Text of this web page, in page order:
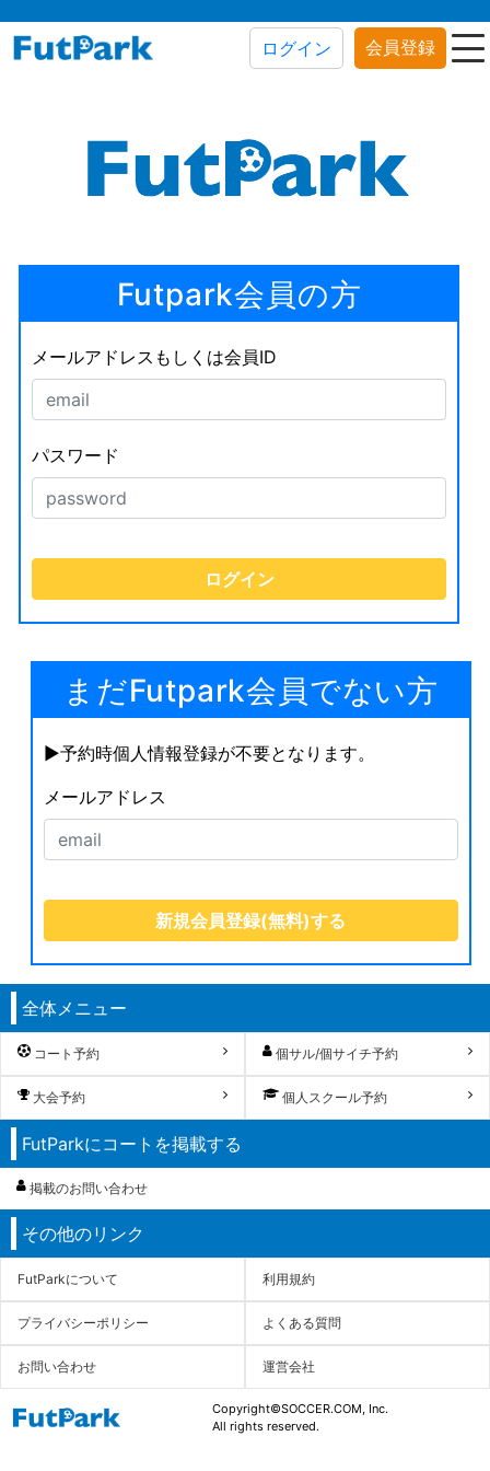
ログイン 会員登録
Futpark会員の方
メールアドレスもしくは会員ID
パスワード
まだFutpark会員でない方
▶︎予約時個人情報登録が不要となります。
メールアドレス
全体メニュー
コート予約 個サル/個サイチ予約
大会予約 個人スクール予約
FutParkにコートを掲載する
掲載のお問い合わせ
その他のリンク
FutParkについて 利用規約
プライバシーポリシー よくある質問
お問い合わせ 運営会社
Copyright©SOCCER.COM, Inc.
All rights reserved.